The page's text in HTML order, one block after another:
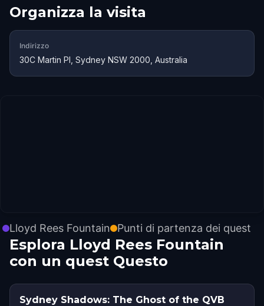
Organizza la visita
Indirizzo
30C Martin Pl, Sydney NSW 2000, Australia
Lloyd Rees Fountain Punti di partenza dei quest
Esplora Lloyd Rees Fountain
con un quest Questo
Sydney Shadows: The Ghost of the QVB